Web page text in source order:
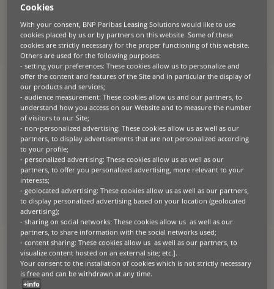
de última generación
Sobre el cliente
Fundada en 2011, MedicalES se ha convertido en uno de los
principales proveedores de servicios especializados en diagnóstico
por imagen dedicados a ofrecer diagnósticos certeros y rápidos. La
empresa destaca por sus instalaciones de vanguardia, con el objetivo
de ofrecer una atención al cliente inigualable y un confort óptimo
aplicando procedimientos mínimamente invasivos.
El reto
Dado que los pacientes suelen acudir a MedicalES en situaciones
delicadas y estresantes, el equipo detectó la necesidad de invertir en
equipos sanitarios avanzados para mejorar la experiencia clínica de
los pacientes sometidos a procedimientos médicos de diagnóstico
por imagen.
La solución
Cookies
With your consent, BNP Paribas Leasing Solutions would like to use
cookies placed by us or by partners on this website. Some of these
cookies are strictly necessary for the proper functioning of this website.
Others are used for the following purposes:
- setting your preferences: These cookies allow us to personalize and
offer the content and features of the Site and in particular the display of
our products and services;
- audience measurement: These cookies allow us and our partners, to
understand how you access on our Website and to measure the number
of visitors to our Site;
- non-personalized advertising: These cookies allow us as well as our
partners, to display advertisements that are not personalized according
to your profile;
- personalized advertising: These cookies allow us as well as our
partners, to offer you personalized advertising, more relevant to your
interests;
- geolocated advertising: These cookies allow us as well as our partners,
to display personalized advertising based on your location (geolocated
advertising);
- sharing on social networks: These cookies allow us as well as our
partners, to share information with the social networks used;
- content sharing: These cookies allow us as well as our partners, to
visualize content hosted on an external site; etc.].
Your consent to the installation of cookies which is not strictly necessary
is free and can be withdrawn at any time.
+info